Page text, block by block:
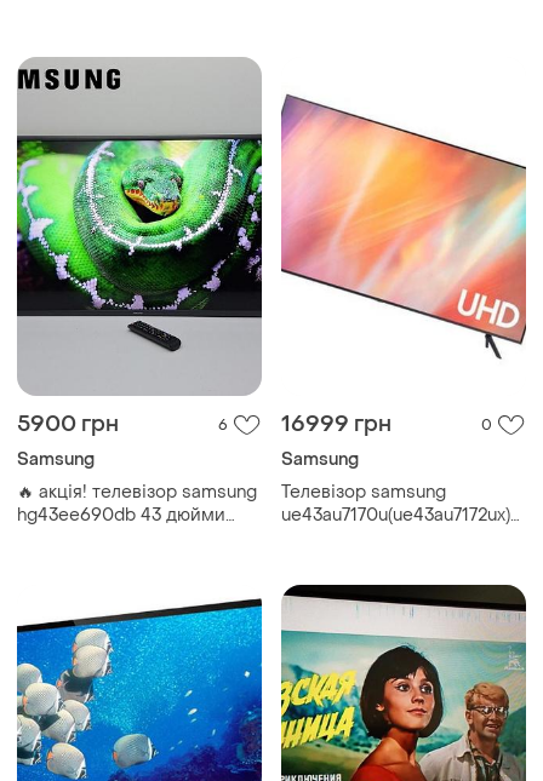
5900 грн 6
Samsung
🔥 акція! телевізор samsung
hg43ee690db 43 дюйми
16999 грн 0
Samsung
Телевізор samsung
ue43au7170u(ue43au7172ux)